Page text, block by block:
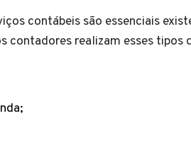
contábeis são essenciais
contadores realizam esses tipos